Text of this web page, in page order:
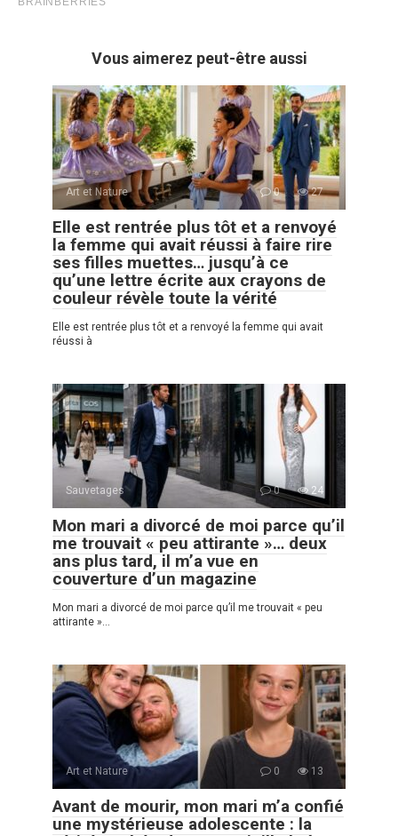
Vous aimerez peut-être aussi
Art et Nature 0 27
Elle est rentrée plus tôt et a renvoyé
la femme qui avait réussi à faire rire
ses filles muettes… jusqu’à ce
qu’une lettre écrite aux crayons de
couleur révèle toute la vérité
Elle est rentrée plus tôt et a renvoyé la femme qui avait
réussi à
Sauvetages 0 24
Mon mari a divorcé de moi parce qu’il
me trouvait « peu attirante »… deux
ans plus tard, il m’a vue en
couverture d’un magazine
Mon mari a divorcé de moi parce qu’il me trouvait « peu
attirante »…
Art et Nature 0 13
Avant de mourir, mon mari m’a confié
une mystérieuse adolescente : la